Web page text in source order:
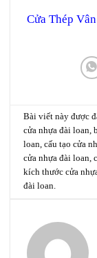
Cửa Thép
Bài viết này được
cửa nhựa đài loan,
loan,cấu tạo cửa
cửa nhựa đài loan,
kích thước cửa
đài loan.